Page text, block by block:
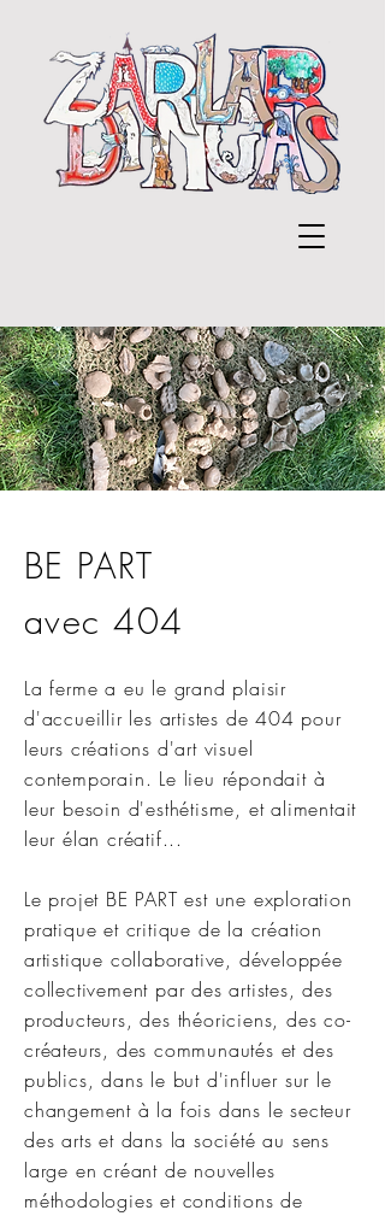
BE PART
avec 404
La ferme a eu le grand plaisir
d'accueillir les artistes de 404 pour
leurs créations d'art visuel
contemporain. Le lieu répondait à
leur besoin d'esthétisme, et alimentait
leur élan créatif...
Le projet BE PART est une exploration
pratique et critique de la création
artistique collaborative, développée
collectivement par des artistes, des
producteurs, des théoriciens, des co-
créateurs, des communautés et des
publics, dans le but d'influer sur le
changement à la fois dans le secteur
des arts et dans la société au sens
large en créant de nouvelles
méthodologies et conditions de